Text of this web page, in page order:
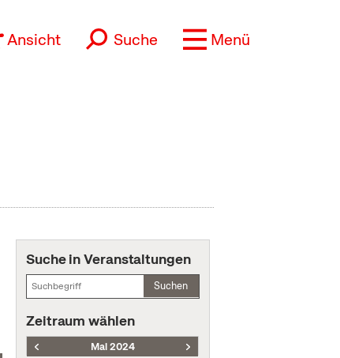
Ansicht Suche Menü
Suche in Veranstaltungen
Suchen
Zeitraum wählen
Mai 2024